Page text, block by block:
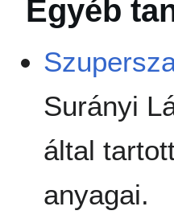
Egyéb
Surányi
által
anyagai.